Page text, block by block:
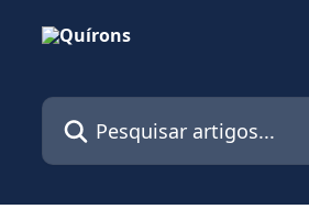
Pesquisar artigos...